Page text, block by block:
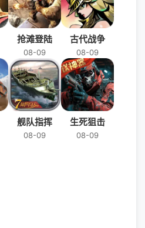
抢滩登陆
08-09
古代战争
08-09
舰队指挥
08-09
生死狙击
08-09